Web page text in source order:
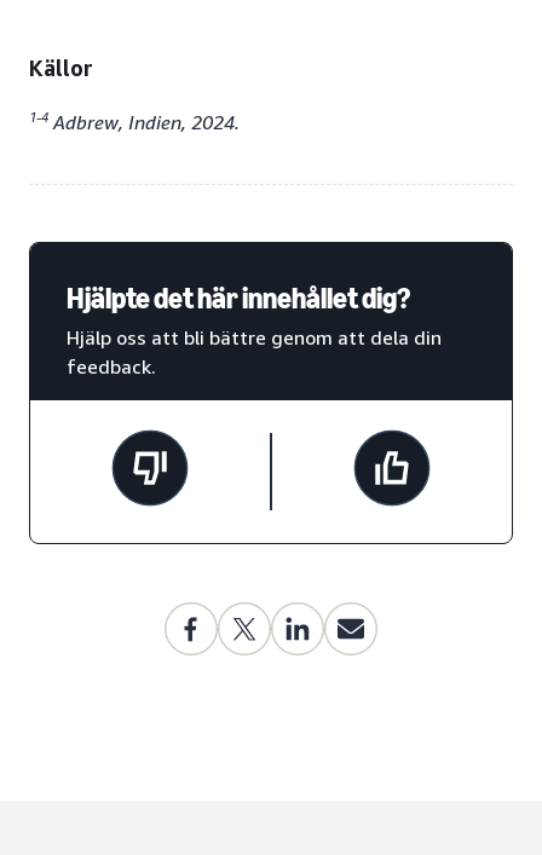
Källor
1-4 Adbrew, Indien, 2024.
Hjälpte det här innehållet dig?
Hjälp oss att bli bättre genom att dela din
feedback.